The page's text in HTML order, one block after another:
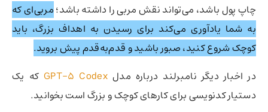
چاپ پول باشد، می‌تواند نقش مربی را داشته باشد؛مربی‌ای که
به شما یادآوری می‌کند برای رسیدن به اهداف بزرگ، باید
کوچک شروع کنید، صبور باشید و قدم‌به‌قدم پیش بروید.
در اخبار دیگر نامبرلند درباره مدل GPT-5 Codexکه یک
دستیار کدنویسی برای کارهای کوچک و بزرگ است بخوانید.